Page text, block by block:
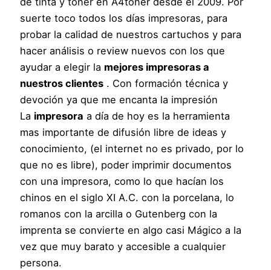
suerte toco todos los días impresoras, para
probar la calidad de nuestros cartuchos y para
hacer análisis o review nuevos con los que
ayudar a elegir la mejores impresoras a
nuestros clientes . Con formación técnica y
devoción ya que me encanta la impresión
La impresora a día de hoy es la herramienta
mas importante de difusión libre de ideas y
conocimiento, (el internet no es privado, por lo
que no es libre), poder imprimir documentos
con una impresora, como lo que hacían los
chinos en el siglo XI A.C. con la porcelana, lo
romanos con la arcilla o Gutenberg con la
imprenta se convierte en algo casi Mágico a la
vez que muy barato y accesible a cualquier
persona.